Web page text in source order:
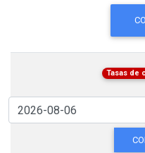
Tasas de